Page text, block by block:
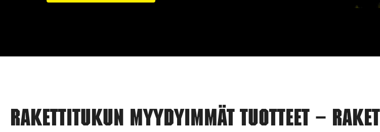
Rakettitukun myydyimmät tuotteet –